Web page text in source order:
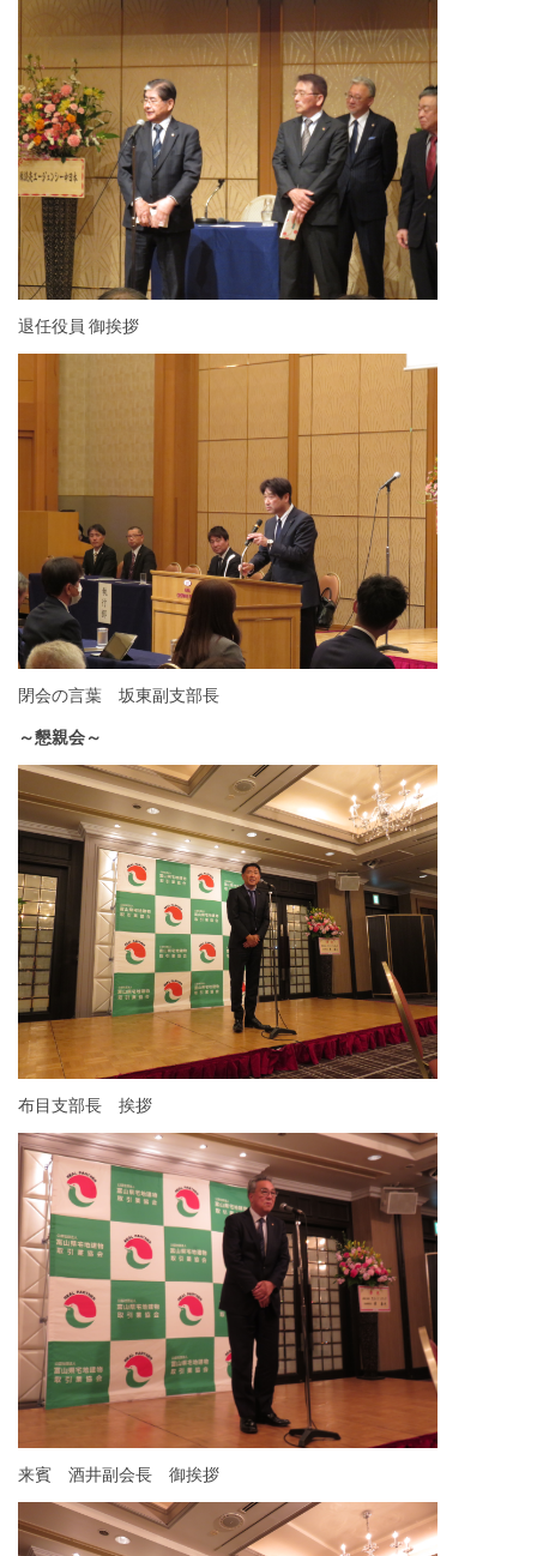
退任役員 御挨拶
閉会の言葉 坂東副支部長
～懇親会～
布目支部長 挨拶
来賓 酒井副会長 御挨拶